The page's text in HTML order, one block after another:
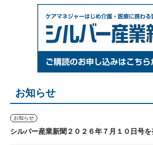
お知らせ
お知らせ
シルバー産業新聞２０２６年７月１０日号を